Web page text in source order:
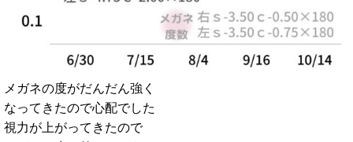
メガネの度がだんだん強く
なってきたので心配でした
視力が上がってきたので